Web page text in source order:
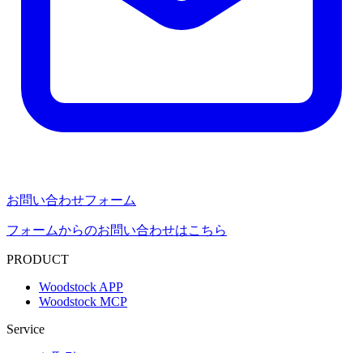
お問い合わせフォーム
フォームからのお問い合わせはこちら
PRODUCT
Woodstock APP
Woodstock MCP
Service